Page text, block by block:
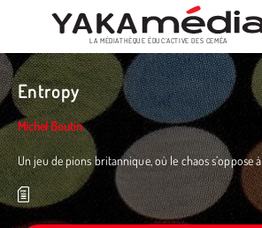
Aller
au
contenu
principal
LA MÉDIATHÈQUE ÉDUC’ACTIVE DES CEMÉA
Entropy
Michel Boutin
Un jeu de pions britannique, où le chaos s’oppose